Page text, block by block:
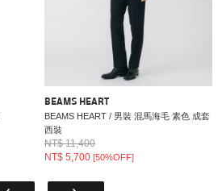
BEAMS HEART
BEAMS HEART / 男裝 混馬海毛 素色 成套
西裝
NT$ 11,400
NT$ 5,700[50%OFF]